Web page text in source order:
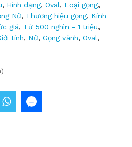
, Hình dạng, Oval, Loại gọng,
Nữ, Thương hiệu gọng, Kính
giá, Từ 500 nghìn - 1 triệu,
tính, Nữ, Gọng vành, Oval,